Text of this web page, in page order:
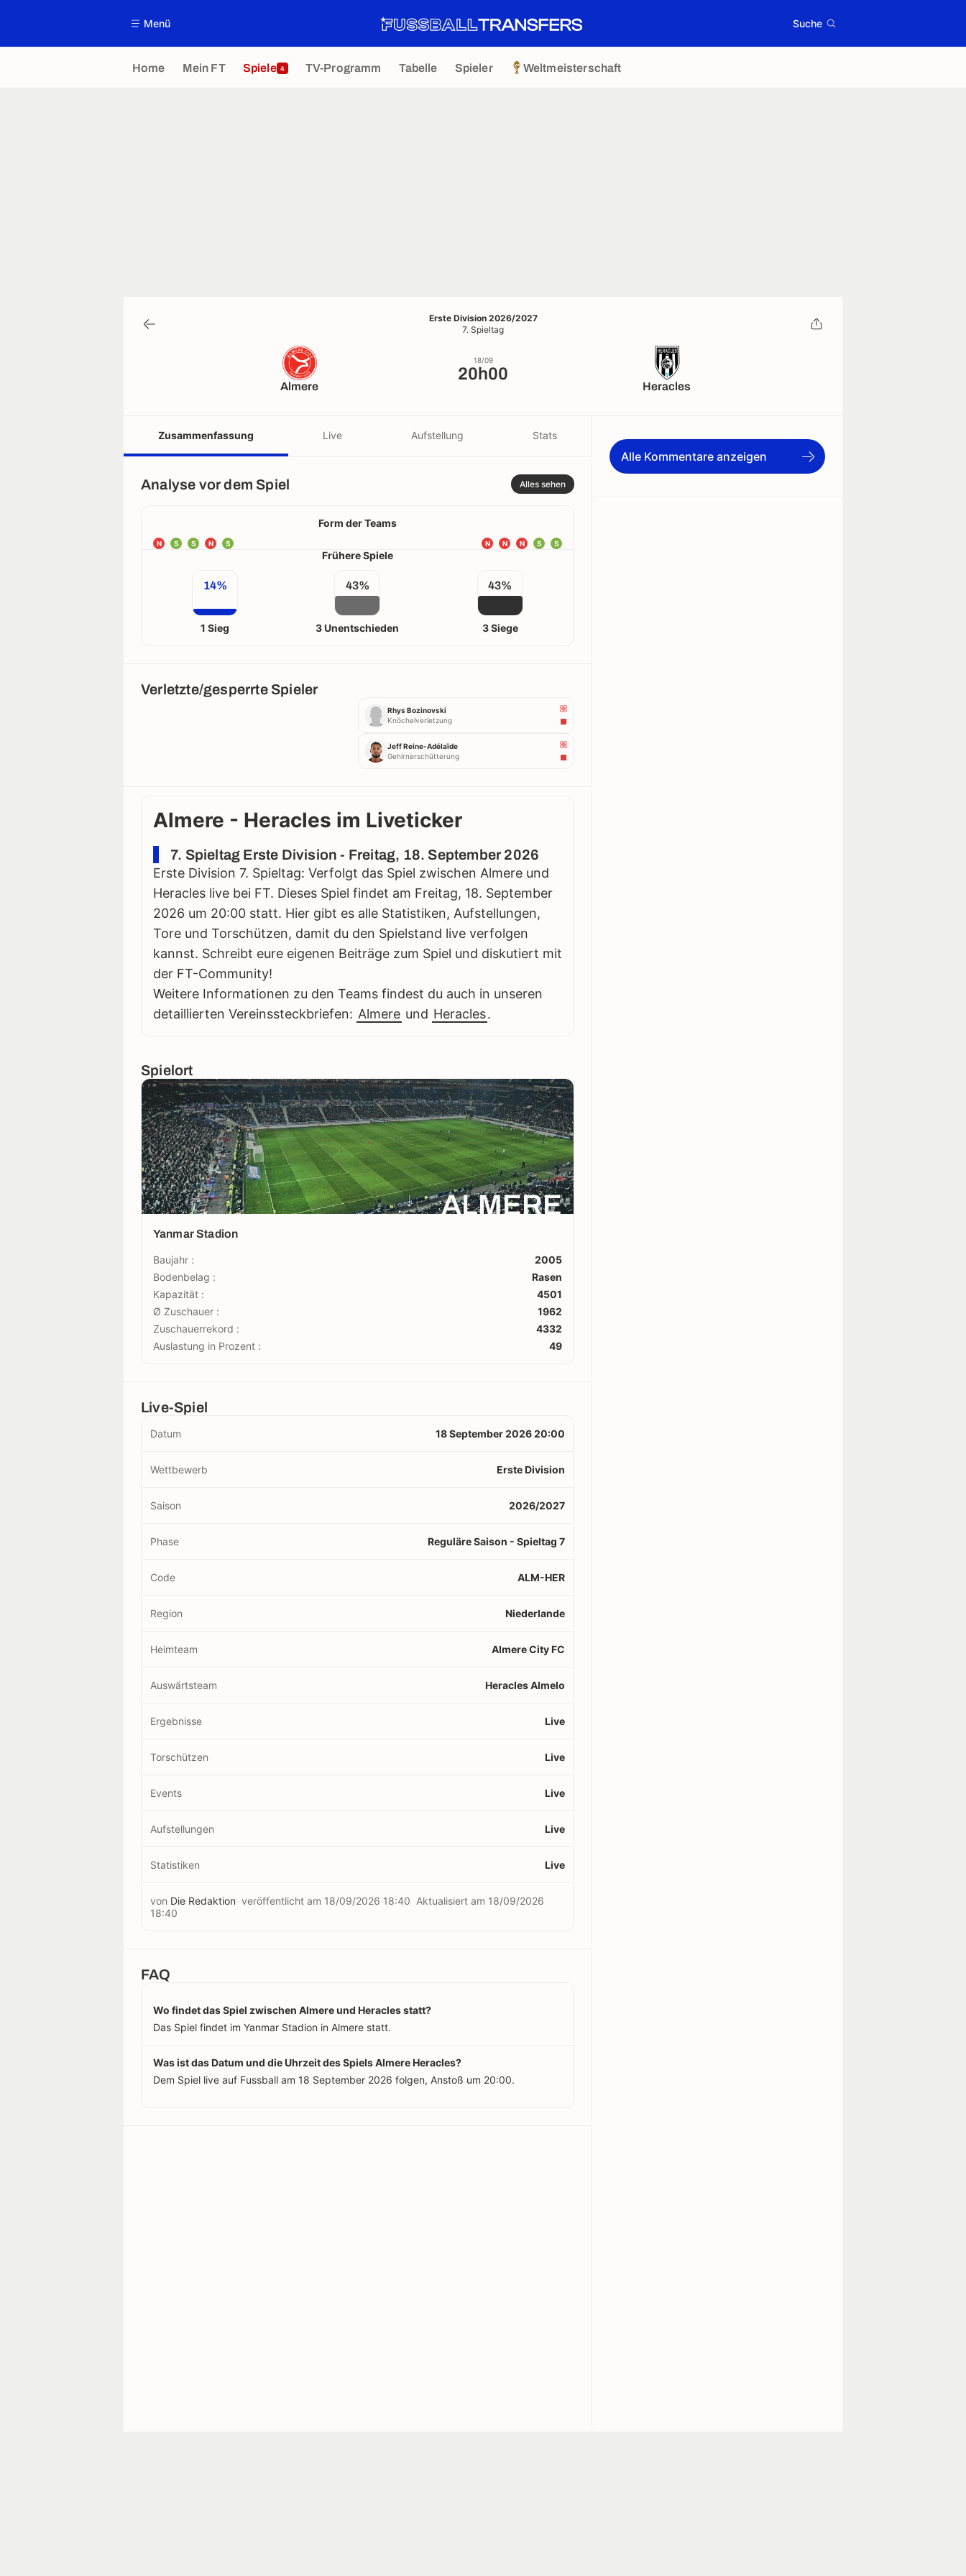
Menü Suche
Home Mein FT Spiele 4 TV-Programm Tabelle Spieler Weltmeisterschaft
Erste Division 2026/2027
7. Spieltag
Almere
18/09
20h00
Heracles
Zusammenfassung Live Aufstellung Stats
Analyse vor dem Spiel Alles sehen
Form der Teams
N S S N S S
S
N
N
N
Frühere Spiele
14%
1 Sieg
43%
3 Unentschieden
43%
3 Siege
Verletzte/gesperrte Spieler
Rhys Bozinovski
Knöchelverletzung
Jeff Reine-Adélaïde
Gehirnerschütterung
Almere - Heracles im Liveticker
7. Spieltag Erste Division - Freitag, 18. September 2026
Erste Division 7. Spieltag: Verfolgt das Spiel zwischen Almere und
Heracles live bei FT. Dieses Spiel findet am Freitag, 18. September
2026 um 20:00 statt. Hier gibt es alle Statistiken, Aufstellungen,
Tore und Torschützen, damit du den Spielstand live verfolgen
kannst. Schreibt eure eigenen Beiträge zum Spiel und diskutiert mit
der FT-Community!
Weitere Informationen zu den Teams findest du auch in unseren
detaillierten Vereinssteckbriefen: Almere und Heracles.
Spielort
ALMERE
Yanmar Stadion
Baujahr :
2005
Bodenbelag :
Rasen
Kapazität :
4501
Ø Zuschauer :
1962
Zuschauerrekord :
4332
Auslastung in Prozent :
49
Live-Spiel
Datum 18 September 2026 20:00
Wettbewerb Erste Division
Saison 2026/2027
Phase Reguläre Saison - Spieltag 7
Code ALM-HER
Region Niederlande
Heimteam Almere City FC
Auswärtsteam Heracles Almelo
Ergebnisse Live
Torschützen Live
Events Live
Aufstellungen Live
Statistiken Live
von Die Redaktion veröffentlicht am 18/09/2026 18:40 Aktualisiert am 18/09/2026
18:40
FAQ
Wo findet das Spiel zwischen Almere und Heracles statt?
Das Spiel findet im Yanmar Stadion in Almere statt.
Was ist das Datum und die Uhrzeit des Spiels Almere Heracles?
Dem Spiel live auf Fussball am 18 September 2026 folgen, Anstoß um 20:00.
Alle Kommentare anzeigen